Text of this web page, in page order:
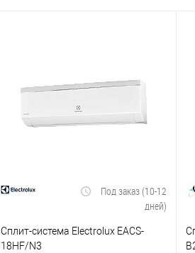
Под заказ (10-12
дней)
Сплит-система Electrolux EACS-
18HF/N3